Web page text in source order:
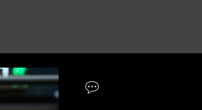
💬